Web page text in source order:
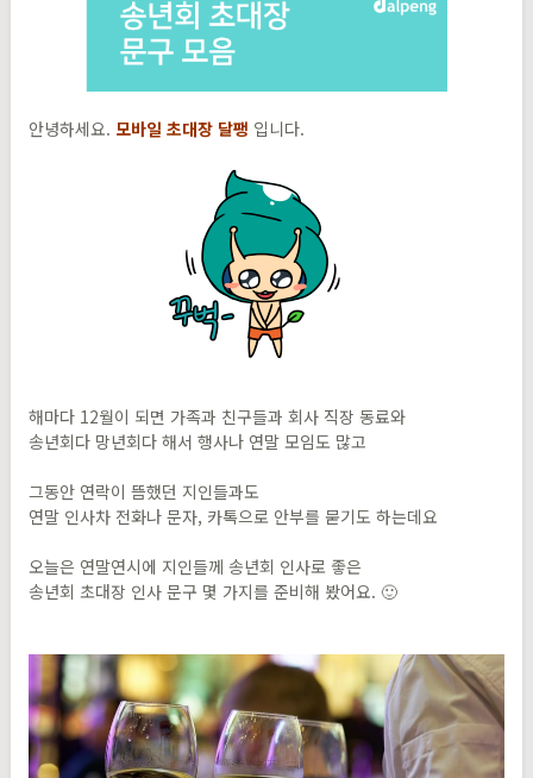
안녕하세요. 모바일 초대장 달팽 입니다.
해마다 12월이 되면 가족과 친구들과 회사 직장 동료와
송년회다 망년회다 해서 행사나 연말 모임도 많고
그동안 연락이 뜸했던 지인들과도
연말 인사차 전화나 문자, 카톡으로 안부를 묻기도 하는데요
오늘은 연말연시에 지인들께 송년회 인사로 좋은
송년회 초대장 인사 문구 몇 가지를 준비해 봤어요. 🙂